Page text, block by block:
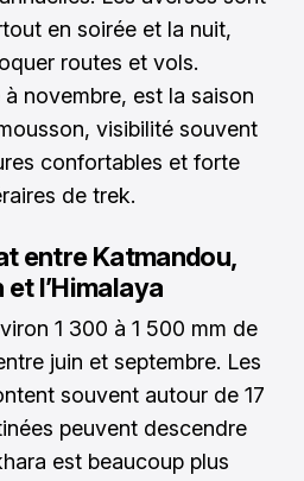
en soirée et la nuit,
routes et vols.
à novembre, est la saison
visibilité souvent
confortables et forte
de trek.
entre Katmandou,
l’Himalaya
1 300 à 1 500 mm de
juin et septembre. Les
souvent autour de 17
peuvent descendre
est beaucoup plus